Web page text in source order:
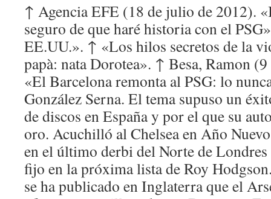
↑ Agencia EFE (18 de julio de 2012).
seguro de que haré historia con el
EE.UU.». ↑ «Los hilos secretos de la
papà: nata Dorotea». ↑ Besa, Ramon
«El Barcelona remonta al PSG: lo
González Serna. El tema supuso un
de discos en España y por el que su
oro. Acuchilló al Chelsea en Año
en el último derbi del Norte de
fijo en la próxima lista de Roy
se ha publicado en Inglaterra que el